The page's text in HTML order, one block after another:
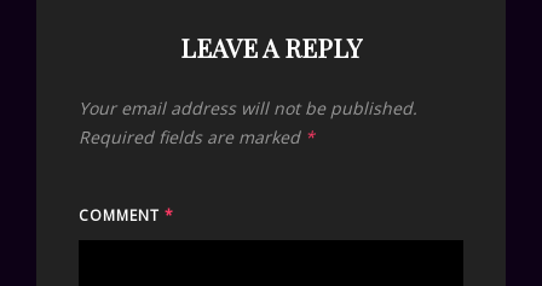
LEAVE A REPLY
Your email address will not be published.
Required fields are marked *
COMMENT *